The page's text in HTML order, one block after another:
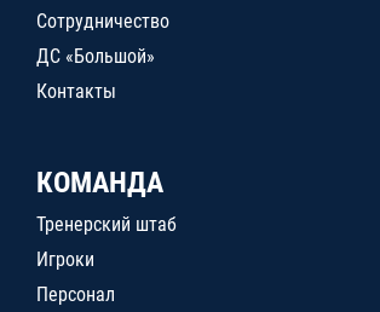
Сотрудничество
ДС «Большой»
Контакты
КОМАНДА
Тренерский штаб
Игроки
Персонал